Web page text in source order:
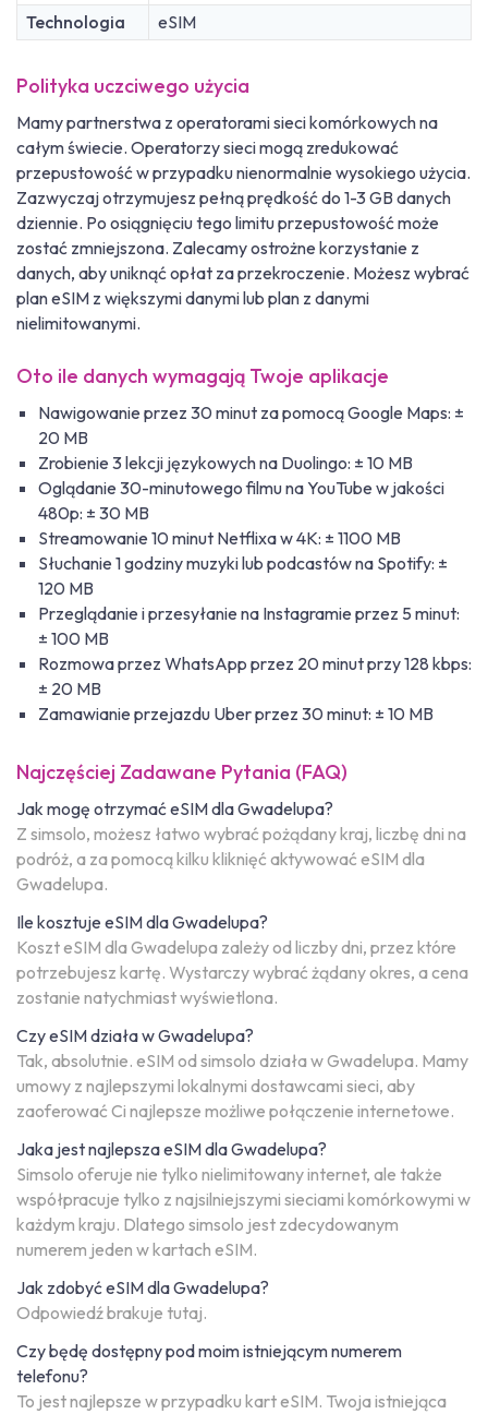
Technologia eSIM
Polityka uczciwego użycia
Mamy partnerstwa z operatorami sieci komórkowych na
całym świecie. Operatorzy sieci mogą zredukować
przepustowość w przypadku nienormalnie wysokiego użycia.
Zazwyczaj otrzymujesz pełną prędkość do 1-3 GB danych
dziennie. Po osiągnięciu tego limitu przepustowość może
zostać zmniejszona. Zalecamy ostrożne korzystanie z
danych, aby uniknąć opłat za przekroczenie. Możesz wybrać
plan eSIM z większymi danymi lub plan z danymi
nielimitowanymi.
Oto ile danych wymagają Twoje aplikacje
Nawigowanie przez 30 minut za pomocą Google Maps: ±
20 MB
Zrobienie 3 lekcji językowych na Duolingo: ± 10 MB
Oglądanie 30-minutowego filmu na YouTube w jakości
480p: ± 30 MB
Streamowanie 10 minut Netflixa w 4K: ± 1100 MB
Słuchanie 1 godziny muzyki lub podcastów na Spotify: ±
120 MB
Przeglądanie i przesyłanie na Instagramie przez 5 minut:
± 100 MB
Rozmowa przez WhatsApp przez 20 minut przy 128 kbps:
± 20 MB
Zamawianie przejazdu Uber przez 30 minut: ± 10 MB
Najczęściej Zadawane Pytania (FAQ)
Jak mogę otrzymać eSIM dla Gwadelupa?
Z simsolo, możesz łatwo wybrać pożądany kraj, liczbę dni na
podróż, a za pomocą kilku kliknięć aktywować eSIM dla
Gwadelupa.
Ile kosztuje eSIM dla Gwadelupa?
Koszt eSIM dla Gwadelupa zależy od liczby dni, przez które
potrzebujesz kartę. Wystarczy wybrać żądany okres, a cena
zostanie natychmiast wyświetlona.
Czy eSIM działa w Gwadelupa?
Tak, absolutnie. eSIM od simsolo działa w Gwadelupa. Mamy
umowy z najlepszymi lokalnymi dostawcami sieci, aby
zaoferować Ci najlepsze możliwe połączenie internetowe.
Jaka jest najlepsza eSIM dla Gwadelupa?
Simsolo oferuje nie tylko nielimitowany internet, ale także
współpracuje tylko z najsilniejszymi sieciami komórkowymi w
każdym kraju. Dlatego simsolo jest zdecydowanym
numerem jeden w kartach eSIM.
Jak zdobyć eSIM dla Gwadelupa?
Odpowiedź brakuje tutaj.
Czy będę dostępny pod moim istniejącym numerem
telefonu?
To jest najlepsze w przypadku kart eSIM. Twoja istniejąca